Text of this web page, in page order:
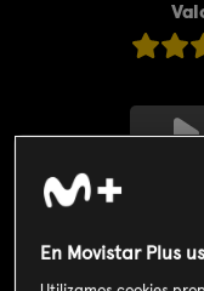
En Movistar Plus